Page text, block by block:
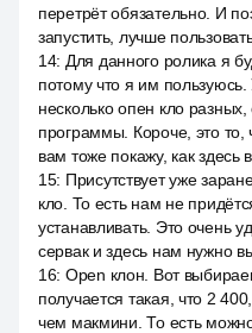
перетрёт обязательно. И
запустить, лучше
14: Для данного ролика я
потому что я им
несколько опен кло разных,
программы. Короче, это
вам тоже покажу, как здесь
15: Присутствует уже
кло. То есть нам не
устанавливать. Это очень
сервак и здесь нам нужно
16: Open клон. Вот
получается такая, что 2
чем макмини. То есть